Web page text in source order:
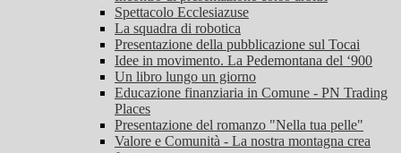
Spettacolo Ecclesiazuse
La squadra di robotica
Presentazione della pubblicazione sul Tocai
Idee in movimento. La Pedemontana del ‘900
Un libro lungo un giorno
Educazione finanziaria in Comune - PN Trading
Places
Presentazione del romanzo "Nella tua pelle"
Valore e Comunità - La nostra montagna crea